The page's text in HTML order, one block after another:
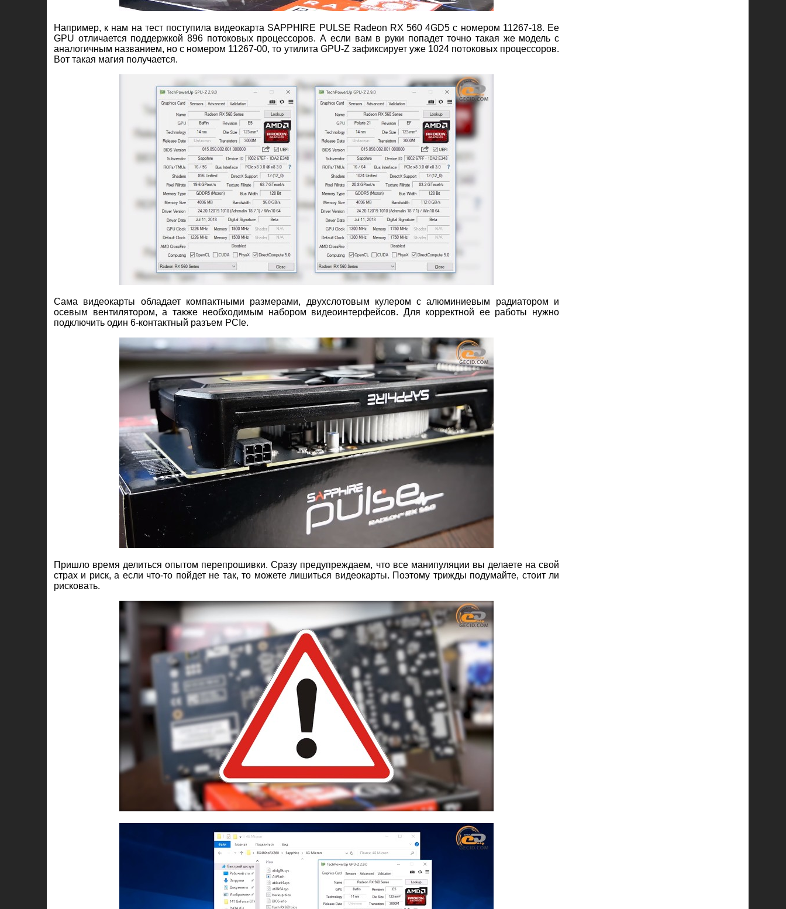
Например, к нам на тест поступила видеокарта SAPPHIRE PULSE Radeon RX 560 4GD5 с номером 11267-18. Ее
GPU отличается поддержкой 896 потоковых процессоров. А если вам в руки попадет точно такая же модель с
аналогичным названием, но с номером 11267-00, то утилита GPU-Z зафиксирует уже 1024 потоковых процессоров.
Вот такая магия получается.
Сама видеокарты обладает компактными размерами, двухслотовым кулером с алюминиевым радиатором и
осевым вентилятором, а также необходимым набором видеоинтерфейсов. Для корректной ее работы нужно
подключить один 6-контактный разъем PCIe.
Пришло время делиться опытом перепрошивки. Сразу предупреждаем, что все манипуляции вы делаете на свой
страх и риск, а если что-то пойдет не так, то можете лишиться видеокарты. Поэтому трижды подумайте, стоит ли
рисковать.